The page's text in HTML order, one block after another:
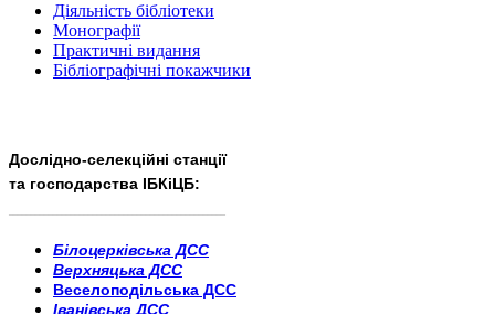
Діяльність бібліотеки
Монографії
Практичні видання
Бібліографічні покажчики
Дослідно-селекційні станції
та господарства ІБКіЦБ:
Білоцерківська ДСС
Верхняцька ДСС
Веселоподільська ДСС
Іванівська ДСС